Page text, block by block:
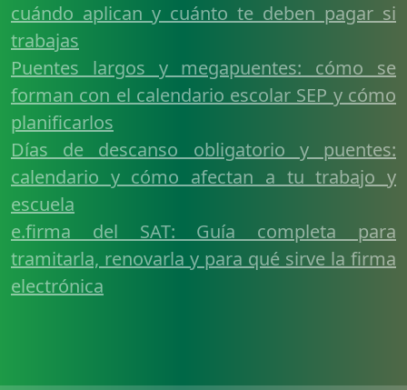
cuándo aplican y cuánto te deben pagar si
trabajas
Puentes largos y megapuentes: cómo se
forman con el calendario escolar SEP y cómo
planificarlos
Días de descanso obligatorio y puentes:
calendario y cómo afectan a tu trabajo y
escuela
e.firma del SAT: Guía completa para
tramitarla, renovarla y para qué sirve la firma
electrónica